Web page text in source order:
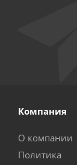
Компания
О компании
Политика